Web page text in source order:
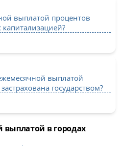
выплатой процентов
капитализацией?
выплатой
государством?
в городах